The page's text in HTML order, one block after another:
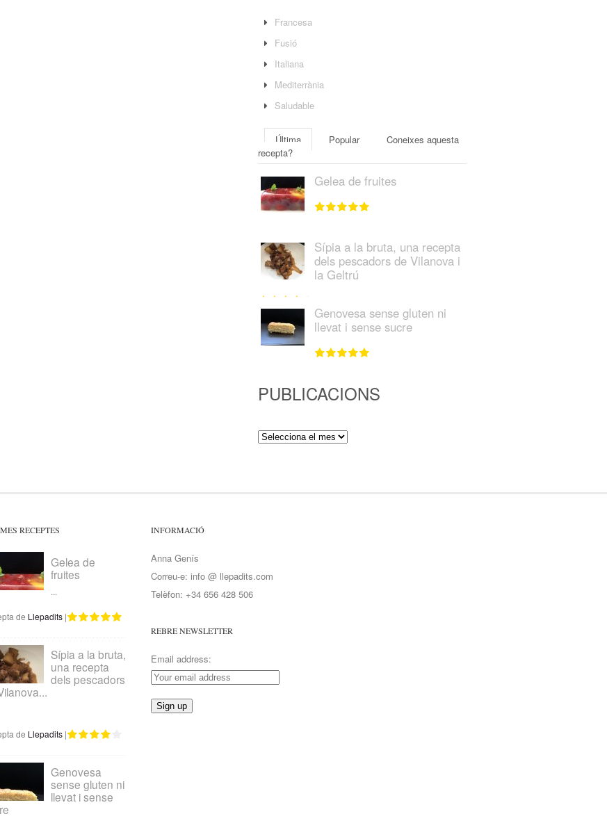
Francesa
Fusió
Italiana
Mediterrània
Saludable
Última Popular
Coneixes aquesta
recepta?
Gelea de fruites
Sípia a la bruta, una recepta
dels pescadors de Vilanova i
la Geltrú
Genovesa sense gluten ni
llevat i sense sucre
PUBLICACIONS
Publicacions
RECEPTES
Gelea de
fruites
...
de Llepadits|
Sípia a la bruta,
una recepta
dels pescadors
de Llepadits|
Genovesa
sense gluten ni
llevat i sense
INFORMACIÓ
Anna Genís
Correu-e: info @ llepadits.com
Telèfon: +34 656 428 506
REBRE NEWSLETTER
Email address: